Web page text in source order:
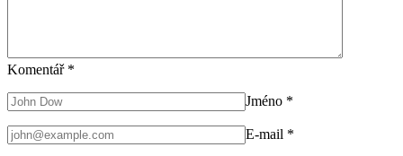
Komentář *
Jméno *
E-mail *